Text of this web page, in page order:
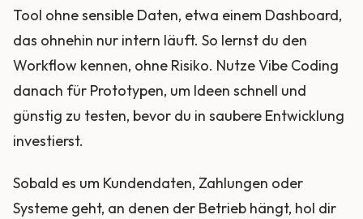
Tool ohne sensible Daten, etwa einem Dashboard,
das ohnehin nur intern läuft. So lernst du den
Workflow kennen, ohne Risiko. Nutze Vibe Coding
danach für Prototypen, um Ideen schnell und
günstig zu testen, bevor du in saubere Entwicklung
investierst.
Sobald es um Kundendaten, Zahlungen oder
Systeme geht, an denen der Betrieb hängt, hol dir